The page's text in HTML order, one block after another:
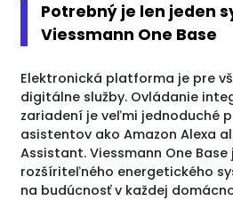
Potrebný je len jeden
Viessmann One Base
Elektronická platforma je pre
digitálne služby. Ovládanie
zariadení je veľmi jednoduché
asistentov ako Amazon Alexa
Assistant. Viessmann One
rozšíriteľného energetického
na budúcnosť v každej